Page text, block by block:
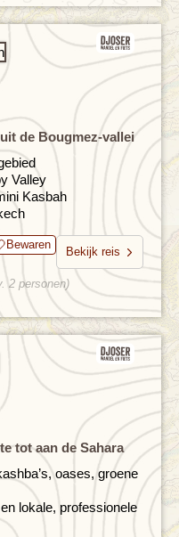
de Bougmez-vallei
Valley
Kasbah
Bewaren
Bekijk reis
2 personen)
tot aan de Sahara
oases, groene
lokale, professionele